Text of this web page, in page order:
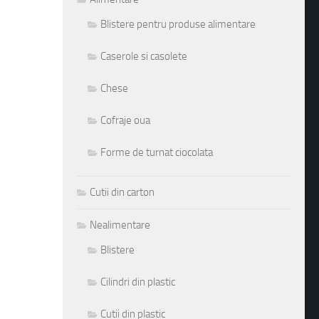
Blistere pentru produse alimentare
Caserole si casolete
Chese
Cofraje oua
Forme de turnat ciocolata
Cutii din carton
Nealimentare
Blistere
Cilindri din plastic
Cutii din plastic